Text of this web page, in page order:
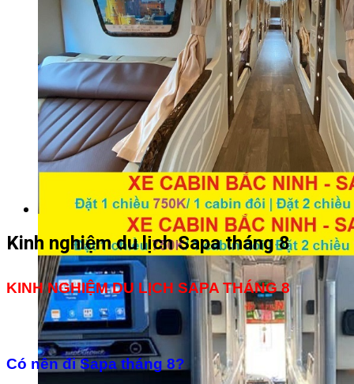
Kinh nghiệm du lịch Sapa tháng 8
KINH NGHIỆM DU LỊCH SAPA THÁNG 8
Có nên đi Sapa tháng 8?